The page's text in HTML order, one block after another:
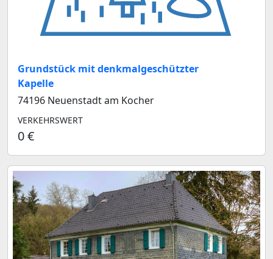
Grundstück mit denkmalgeschützter
Kapelle
74196 Neuenstadt am Kocher
VERKEHRSWERT
0 €